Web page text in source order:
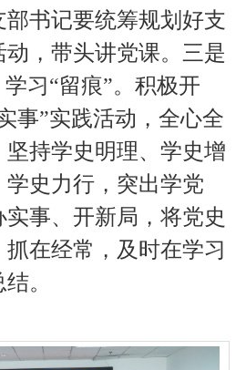
书记要统筹规划好支
，带头讲党课。三是
习“留痕”。积极开
事”实践活动，全心全
持学史明理、学史增
史力行，突出学党
事、开新局，将党史
在经常，及时在学习
。